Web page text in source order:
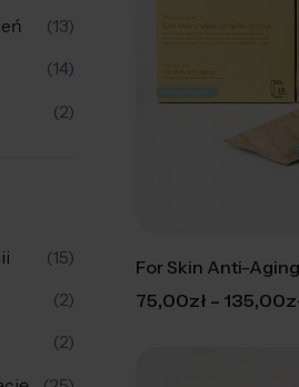
75,00zł – 135,00
(13)
(14)
(2)
(15)
(2)
(2)